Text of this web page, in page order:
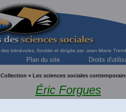
Plan du site Droits
Collection « Les sciences sociales
Éric Forgues
sociologue, Université de Moncton